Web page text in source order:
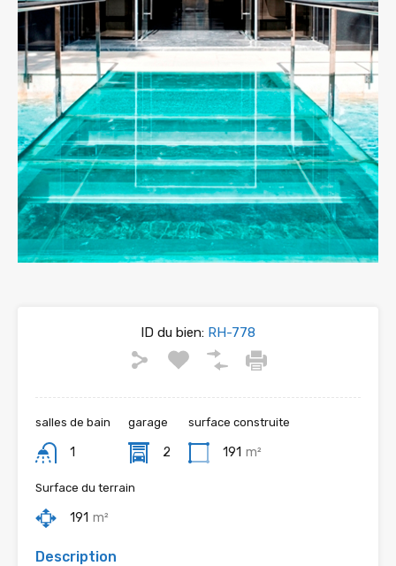
ID du bien: RH-778
salles de bain
1
garage
2
surface construite
191 m²
Surface du terrain
191 m²
Description